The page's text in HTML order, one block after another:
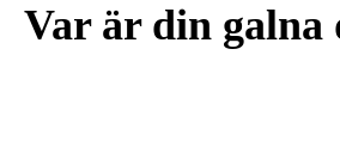
Var är din galna